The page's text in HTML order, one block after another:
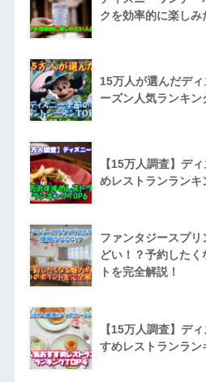
クを効率的に楽しみ
15万人が選んだデ
ーズン人気ランキン
【15万人調査】デ
めレストランランキ
ファンタジースプ
どい！？予約した
トを完全解説！
【15万人調査】デ
すめレストランラン